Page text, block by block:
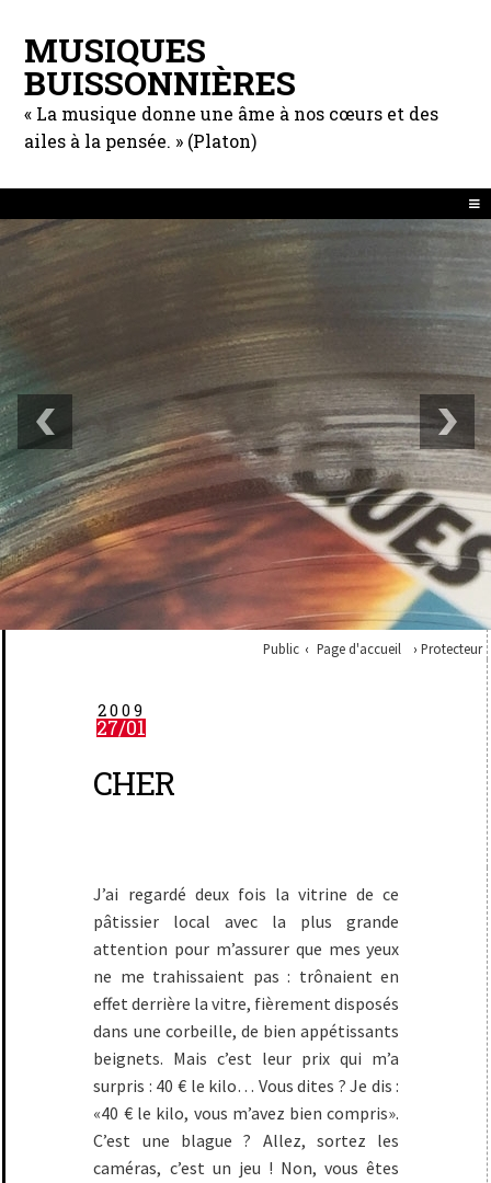
MUSIQUES
BUISSONNIÈRES
« La musique donne une âme à nos cœurs et des
ailes à la pensée. » (Platon)
Public Page d'accueil Protecteur
2009
27/01
CHER
J’ai regardé deux fois la vitrine de ce
pâtissier local avec la plus grande
attention pour m’assurer que mes yeux
ne me trahissaient pas : trônaient en
effet derrière la vitre, fièrement disposés
dans une corbeille, de bien appétissants
beignets. Mais c’est leur prix qui m’a
surpris : 40 € le kilo… Vous dites ? Je dis :
«40 € le kilo, vous m’avez bien compris».
C’est une blague ? Allez, sortez les
caméras, c’est un jeu ! Non, vous êtes